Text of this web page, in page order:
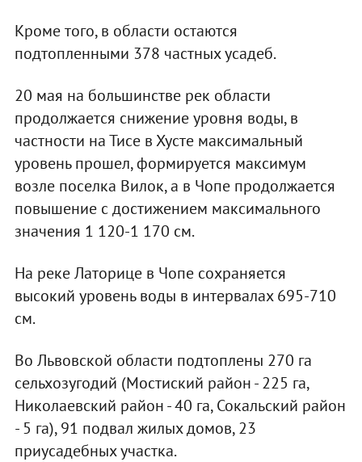
Кроме того, в области остаются
подтопленными 378 частных усадеб.
20 мая на большинстве рек области
продолжается снижение уровня воды, в
частности на Тисе в Хусте максимальный
уровень прошел, формируется максимум
возле поселка Вилок, а в Чопе продолжается
повышение с достижением максимального
значения 1 120-1 170 см.
На реке Латорице в Чопе сохраняется
высокий уровень воды в интервалах 695-710
см.
Во Львовской области подтоплены 270 га
сельхозугодий (Мостиский район - 225 га,
Николаевский район - 40 га, Сокальский район
- 5 га), 91 подвал жилых домов, 23
приусадебных участка.